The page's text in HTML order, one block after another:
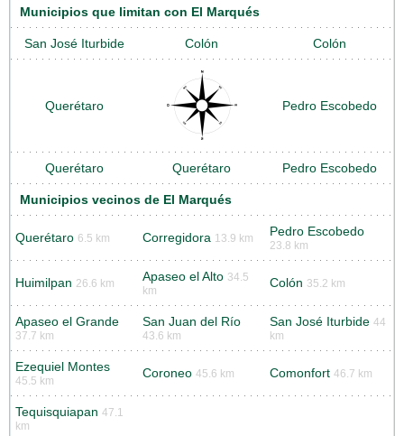
Municipios que limitan con El Marqués
San José Iturbide Colón Colón
Querétaro Pedro Escobedo
Querétaro Querétaro Pedro Escobedo
Municipios vecinos de El Marqués
Querétaro 6.5 km Corregidora 13.9 km Pedro Escobedo
23.8 km
Huimilpan 26.6 km Apaseo el Alto 34.5
km
Colón 35.2 km
Apaseo el Grande
37.7 km
San Juan del Río
43.6 km
San José Iturbide 44
km
Ezequiel Montes
45.5 km
Coroneo 45.6 km Comonfort 46.7 km
Tequisquiapan 47.1
km